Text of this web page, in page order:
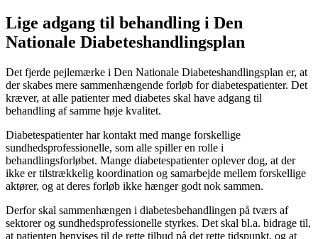
Lige adgang til behandling i Den
Nationale Diabeteshandlingsplan
Det fjerde pejlemærke i Den Nationale Diabeteshandlingsplan er, at
der skabes mere sammenhængende forløb for diabetespatienter. Det
kræver, at alle patienter med diabetes skal have adgang til
behandling af samme høje kvalitet.
Diabetespatienter har kontakt med mange forskellige
sundhedsprofessionelle, som alle spiller en rolle i
behandlingsforløbet. Mange diabetespatienter oplever dog, at der
ikke er tilstrækkelig koordination og samarbejde mellem forskellige
aktører, og at deres forløb ikke hænger godt nok sammen.
Derfor skal sammenhængen i diabetesbehandlingen på tværs af
sektorer og sundhedsprofessionelle styrkes. Det skal bl.a. bidrage til,
at patienten henvises til de rette tilbud på det rette tidspunkt, og at